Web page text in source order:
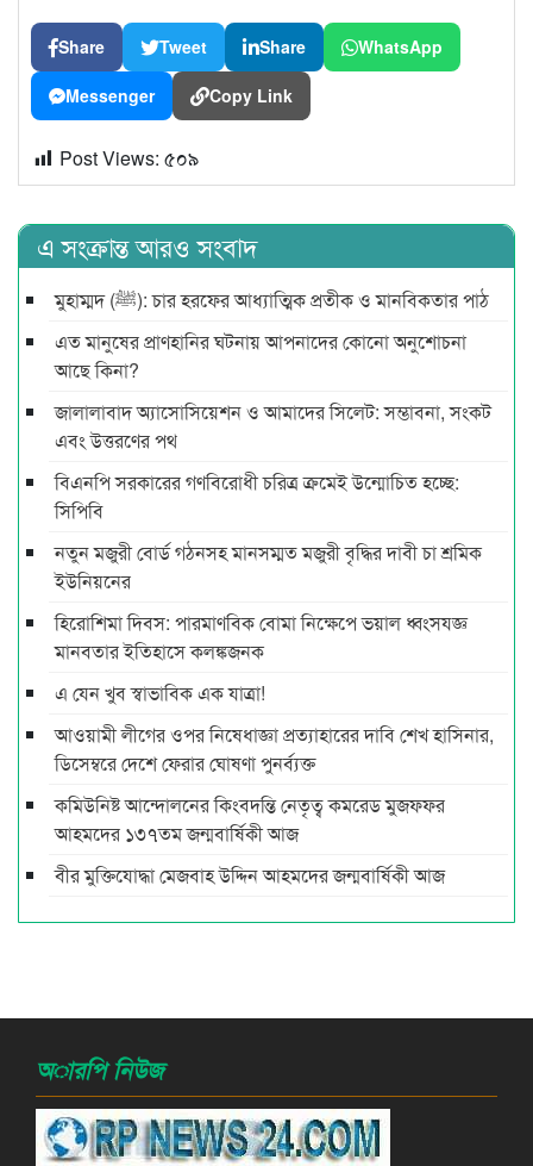
Share Tweet Share WhatsApp
Messenger Copy Link
Post Views: ৫০৯
এ সংক্রান্ত আরও সংবাদ
মুহাম্মদ (ﷺ): চার হরফের আধ্যাত্মিক প্রতীক ও মানবিকতার পাঠ
এত মানুষের প্রাণহানির ঘটনায় আপনাদের কোনো অনুশোচনা
আছে কিনা?
জালালাবাদ অ্যাসোসিয়েশন ও আমাদের সিলেট: সম্ভাবনা, সংকট
এবং উত্তরণের পথ
বিএনপি সরকারের গণবিরোধী চরিত্র ক্রমেই উন্মোচিত হচ্ছে:
সিপিবি
নতুন মজুরী বোর্ড গঠনসহ মানসম্মত মজুরী বৃদ্ধির দাবী চা শ্রমিক
ইউনিয়নের
হিরোশিমা দিবস: পারমাণবিক বোমা নিক্ষেপে ভয়াল ধ্বংসযজ্ঞ
মানবতার ইতিহাসে কলঙ্কজনক
এ যেন খুব স্বাভাবিক এক যাত্রা!
আওয়ামী লীগের ওপর নিষেধাজ্ঞা প্রত্যাহারের দাবি শেখ হাসিনার,
ডিসেম্বরে দেশে ফেরার ঘোষণা পুনর্ব্যক্ত
কমিউনিষ্ট আন্দোলনের কিংবদন্তি নেতৃত্ব কমরেড মুজফ্ফর
আহমদের ১৩৭তম জন্মবার্ষিকী আজ
বীর মুক্তিযোদ্ধা মেজবাহ উদ্দিন আহমদের জন্মবার্ষিকী আজ
অারপি নিউজ